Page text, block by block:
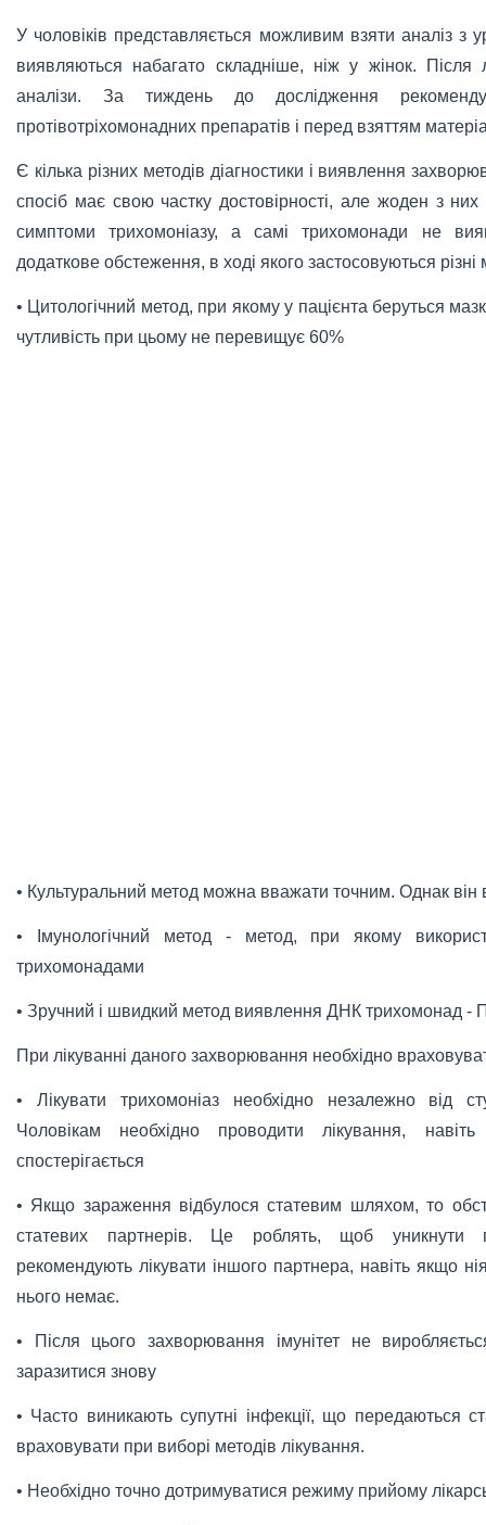
У чоловіків представляється можливим взяти аналіз з
виявляються набагато складніше, ніж у жінок. Після
аналізи. За тиждень до дослідження
протівотріхомонадних препаратів і перед взяттям
Є кілька різних методів діагностики і виявлення
спосіб має свою частку достовірності, але жоден з
симптоми трихомоніазу, а самі трихомонади не
додаткове обстеження, в ході якого застосовуються різні
• Цитологічний метод, при якому у пацієнта беруться
чутливість при цьому не перевищує 60%
• Культуральний метод можна вважати точним. Однак він
• Імунологічний метод - метод, при якому
трихомонадами
• Зручний і швидкий метод виявлення ДНК трихомонад -
При лікуванні даного захворювання необхідно
• Лікувати трихомоніаз необхідно незалежно від
Чоловікам необхідно проводити лікування,
спостерігається
• Якщо зараження відбулося статевим шляхом, то
статевих партнерів. Це роблять, щоб уникнути
рекомендують лікувати іншого партнера, навіть якщо
нього немає.
• Після цього захворювання імунітет не
заразитися знову
• Часто виникають супутні інфекції, що передаються
враховувати при виборі методів лікування.
• Необхідно точно дотримуватися режиму прийому